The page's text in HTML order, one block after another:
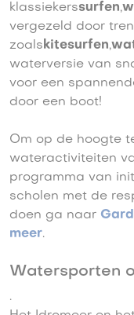
klassiekerssurfen,
vergezeld door
zoalskitesurfen,
waterversie van
voor een
door een boot!
Om op de hoogte
wateractiviteiten
programma van
scholen met de
doen ga naar
meer.
Watersporten
.